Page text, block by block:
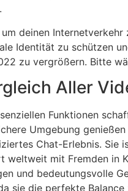
deinen
Identität zu schützen
zu vergrößern. Bitte
Aller
Funktionen
Umgebung
Chat-Erlebnis.
weltweit mit Fremden in
und bedeutungsvolle
sie die perfekte